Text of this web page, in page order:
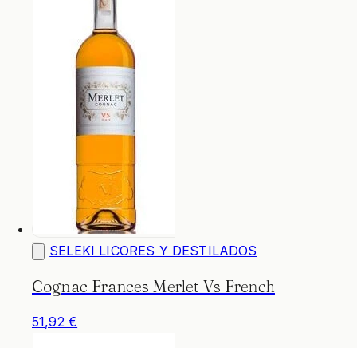
SELEKI LICORES Y DESTILADOS
Cognac Frances Merlet Vs French
51,92 €